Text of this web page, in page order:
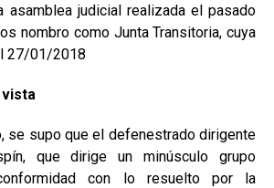
asamblea judicial realizada el pasado
nombro como Junta Transitoria, cuya
27/01/2018
vista
se supo que el defenestrado dirigente
que dirige un minúsculo grupo
con lo resuelto por la